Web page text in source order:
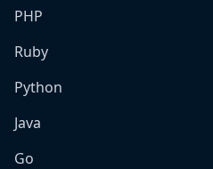
PHP
Ruby
Python
Java
Go